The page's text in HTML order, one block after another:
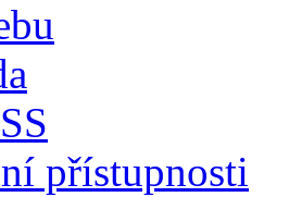
přístupnosti